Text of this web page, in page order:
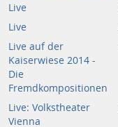
Live
Live
Live auf der
Kaiserwiese 2014 -
Die
Fremdkompositionen
Live: Volkstheater
Vienna